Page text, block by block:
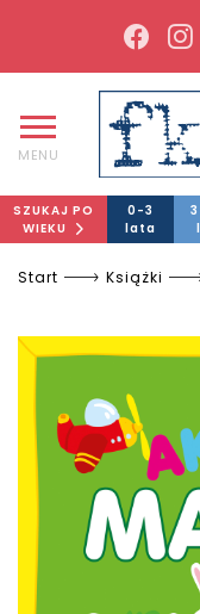
MENU
SZUKAJ PO
WIEKU
0-3
lata
Start Książki